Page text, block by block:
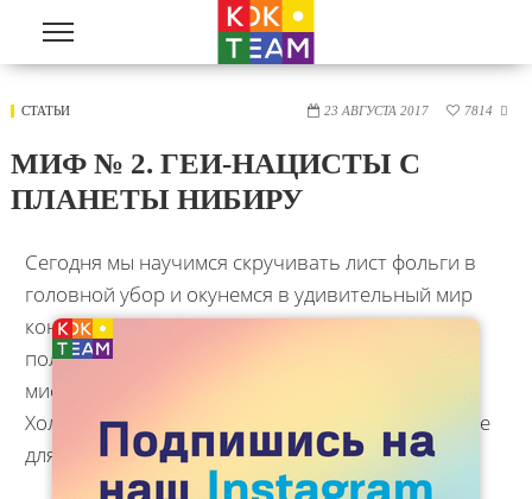
Перейти к основному содержанию
Миф № 2. Геи-Нацисты С Планеты Нибиру
СТАТЬИ 23 АВГУСТА 2017 7814 
МИФ № 2. ГЕИ-НАЦИСТЫ С
ПЛАНЕТЫ НИБИРУ
Сегодня мы научимся скручивать лист фольги в
головной убор и окунемся в удивительный мир
конспирологии, активно продвигаемой
политиками разных стран. Разберем эволюцию
мифа о геях-нацистах, как руководителях
Холокоста и миф о пропаганде ЛГБТ как заговоре
для уничтожения целых наций.